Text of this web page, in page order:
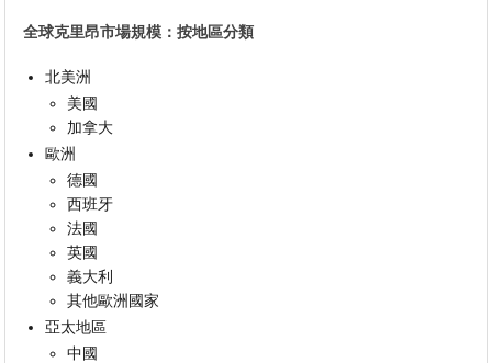
全球克里昂市場規模：按地區分類
北美洲
美國
加拿大
歐洲
德國
西班牙
法國
英國
義大利
其他歐洲國家
亞太地區
中國